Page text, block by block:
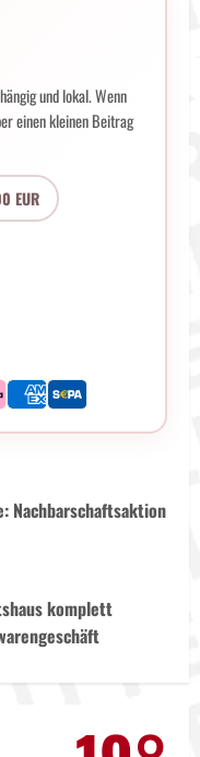
und lokal. Wenn
einen kleinen Beitrag
EUR
Nachbarschaftsaktion
komplett